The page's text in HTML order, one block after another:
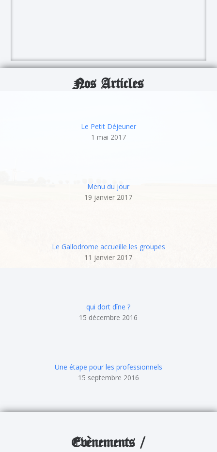
Nos Articles
Le Petit Déjeuner
1 mai 2017
Menu du jour
19 janvier 2017
Le Gallodrome accueille les groupes
11 janvier 2017
qui dort dîne ?
15 décembre 2016
Une étape pour les professionnels
15 septembre 2016
Evènements /